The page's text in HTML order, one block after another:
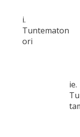
i.
Tuntematon
ori
ie.